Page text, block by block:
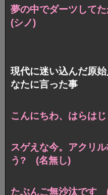
夢の中でダーツして
(シノ)
現代に迷い込んだ原
なたに言った事
こんにちわ、はらは
スゲえな今。アクリ
う? (名無し)
たぶんご無沙汰です